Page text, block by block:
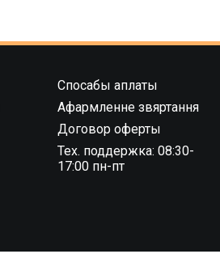
Спосабы аплаты
Афармленне звяртання
Договор оферты
Тех. поддержка: 08:30-
17:00 пн-пт